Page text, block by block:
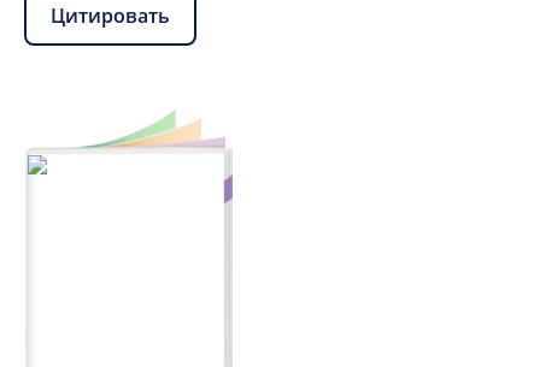
Цитировать